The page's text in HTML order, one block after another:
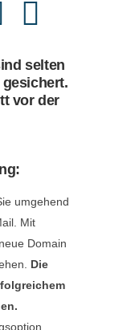
selten
vor der
umgehend
Mit
Domain
Die